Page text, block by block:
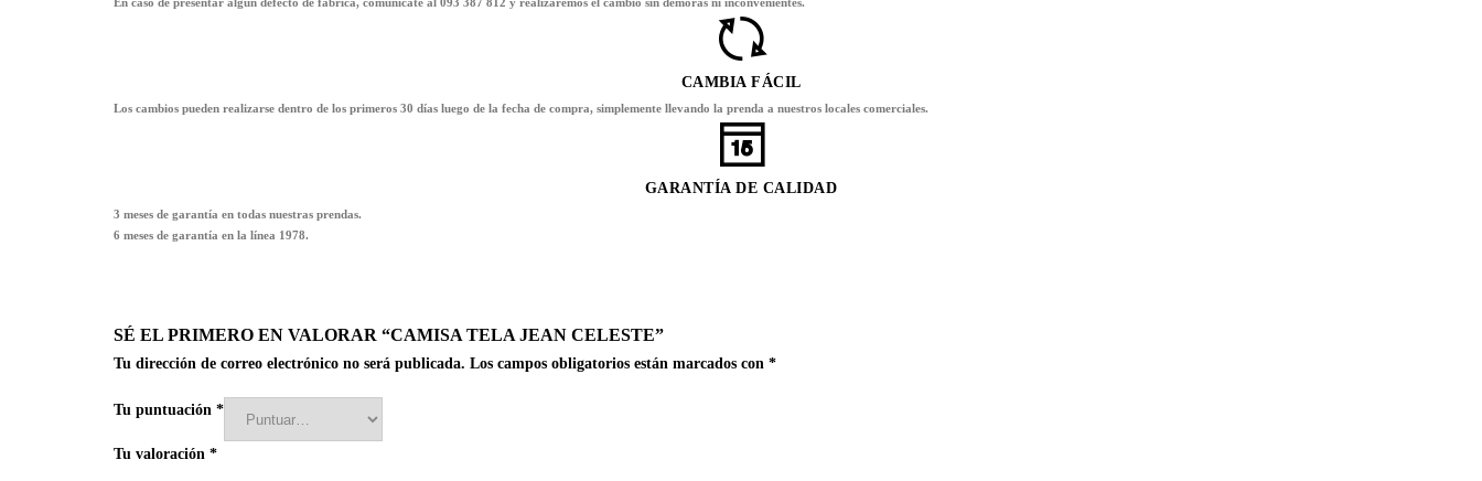
CAMBIA FÁCIL
Los cambios pueden realizarse dentro de los primeros 30 días luego de la fecha de compra, simplemente llevando la prenda a nuestros locales comerciales.
GARANTÍA DE CALIDAD
3 meses de garantía en todas nuestras prendas.
6 meses de garantía en la línea 1978.
SÉ EL PRIMERO EN VALORAR “CAMISA TELA JEAN CELESTE”
Tu dirección de correo electrónico no será publicada. Los campos obligatorios están marcados con *
Tu puntuación *
Tu valoración *